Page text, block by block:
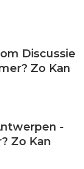
Discussie
Zo Kan
-
Zo Kan